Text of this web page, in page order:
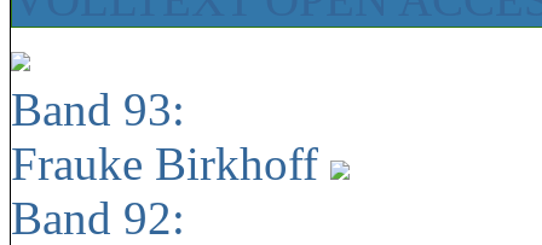
Band 93:
Frauke Birkhoff
Band 92: